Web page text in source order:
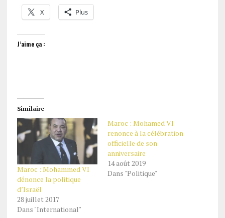
X Plus
J’aime ça :
Similaire
Maroc : Mohammed VI
dénonce la politique
d’Israël
28 juillet 2017
Dans "International"
Maroc : Mohamed VI
renonce à la célébration
officielle de son
anniversaire
14 août 2019
Dans "Politique"